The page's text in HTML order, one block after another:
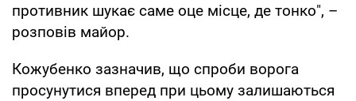
противник шукає саме оце місце, де тонко", –
розповів майор.
Кожубенко зазначив, що спроби ворога
просунутися вперед при цьому залишаються